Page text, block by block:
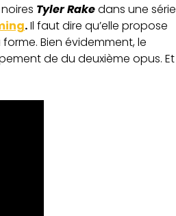
Tyler Rakedans une série
.Il faut dire qu’elle propose
Bien évidemment, le
de du deuxième opus. Et